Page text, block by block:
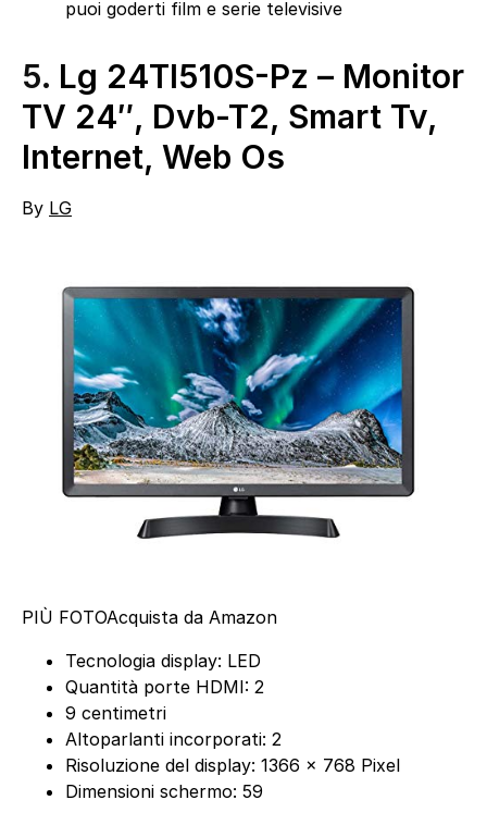
puoi goderti film e serie televisive
5. Lg 24Tl510S-Pz – Monitor
TV 24″, Dvb-T2, Smart Tv,
Internet, Web Os
By LG
PIÙ FOTOAcquista da Amazon
Tecnologia display: LED
Quantità porte HDMI: 2
9 centimetri
Altoparlanti incorporati: 2
Risoluzione del display: 1366 x 768 Pixel
Dimensioni schermo: 59